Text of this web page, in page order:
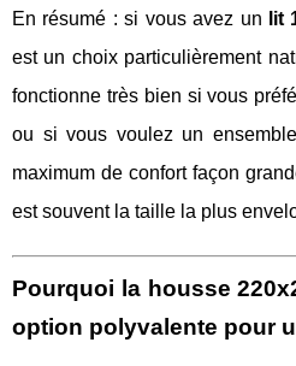
En résumé : si vous avez un lit
est un choix particulièrement
fonctionne très bien si vous
ou si vous voulez un
maximum de confort façon
est souvent la taille la plus
Pourquoi la housse
option polyvalente pour